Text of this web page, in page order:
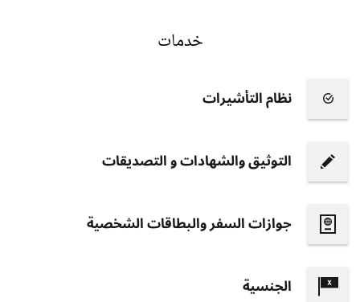
خدمات
نظام التأشيرات
التوثيق والشهادات و التصديقات
جوازات السفر والبطاقات الشخصية
الجنسية